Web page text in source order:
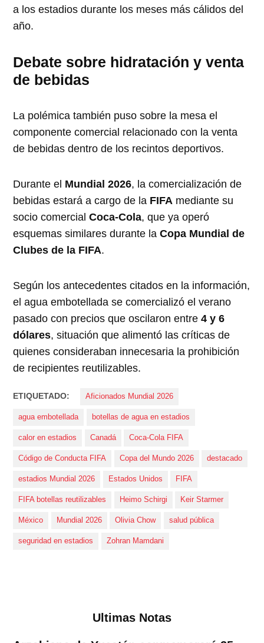
a los estadios durante los meses más cálidos del
año.
Debate sobre hidratación y venta
de bebidas
La polémica también puso sobre la mesa el
componente comercial relacionado con la venta
de bebidas dentro de los recintos deportivos.
Durante el Mundial 2026, la comercialización de
bebidas estará a cargo de la FIFA mediante su
socio comercialCoca-Cola, que ya operó
esquemas similares durante laCopa Mundial de
Clubes de la FIFA.
Según los antecedentes citados en la información,
el agua embotellada se comercializó el verano
pasado con precios que oscilaron entre4 y 6
dólares, situación que alimentó las críticas de
quienes consideraban innecesaria la prohibición
de recipientes reutilizables.
ETIQUETADO: Aficionados Mundial 2026
agua embotellada botellas de agua en estadios
calor en estadios Canadá Coca-Cola FIFA
Código de Conducta FIFA Copa del Mundo 2026 destacado
estadios Mundial 2026 Estados Unidos FIFA
FIFA botellas reutilizables Heimo Schirgi Keir Starmer
México Mundial 2026 Olivia Chow salud pública
seguridad en estadios Zohran Mamdani
Ultimas Notas